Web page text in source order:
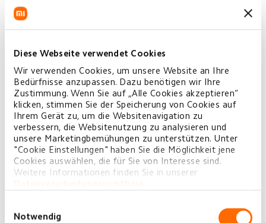
Diese Webseite verwendet Cookies
Wir verwenden Cookies, um unsere Website an Ihre
Bedürfnisse anzupassen. Dazu benötigen wir Ihre
Zustimmung. Wenn Sie auf „Alle Cookies akzeptieren“
klicken, stimmen Sie der Speicherung von Cookies auf
Ihrem Gerät zu, um die Websitenavigation zu
verbessern, die Websitenutzung zu analysieren und
unsere Marketingbemühungen zu unterstützen. Unter
"Cookie Einstellungen" haben Sie die Möglichkeit jene
Cookies auswählen, die für Sie von Interesse sind.
Weitere Informationen finden Sie in unserer
Notwendig
Mi Computer Monitor Light Bar